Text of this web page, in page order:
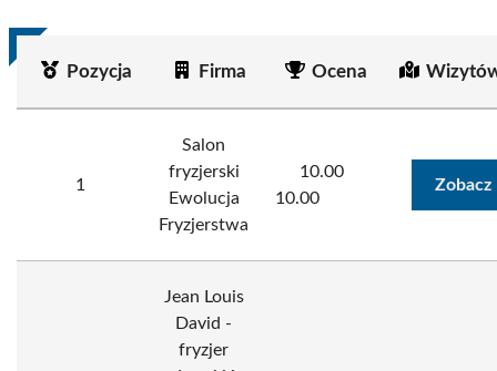
Pozycja Firma Ocena
1
Salon
fryzjerski
Ewolucja
Fryzjerstwa
10.00
10.00
Zobacz
Jean Louis
David -
fryzjer